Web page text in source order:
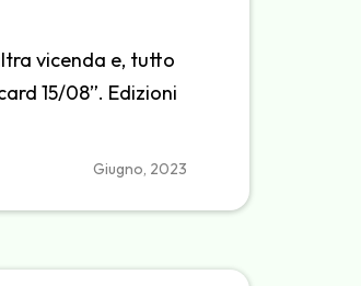
vicenda e, tutto
15/08”. Edizioni
Giugno, 2023